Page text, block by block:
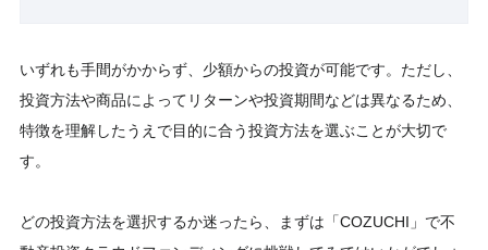
いずれも手間がかからず、少額からの投資が可能です。ただし、
投資方法や商品によってリターンや投資期間などは異なるため、
特徴を理解したうえで目的に合う投資方法を選ぶことが大切で
す。
どの投資方法を選択するか迷ったら、まずは「COZUCHI」で不